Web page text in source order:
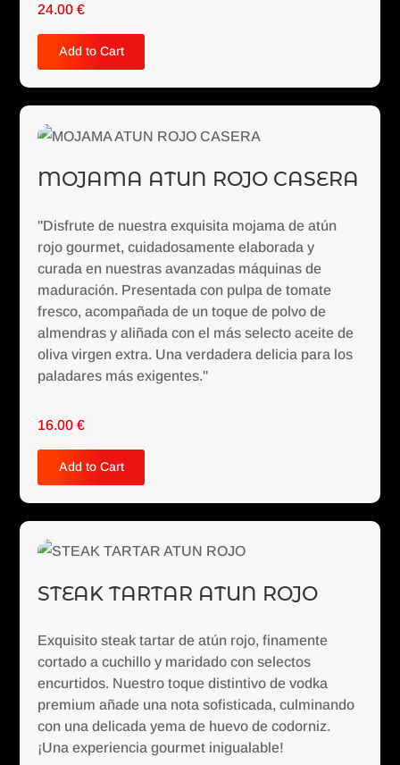
24.00€
Add to Cart
MOJAMA ATUN ROJO CASERA
"Disfrute de nuestra exquisita mojama de atún
rojo gourmet, cuidadosamente elaborada y
curada en nuestras avanzadas máquinas de
maduración. Presentada con pulpa de tomate
fresco, acompañada de un toque de polvo de
almendras y aliñada con el más selecto aceite de
oliva virgen extra. Una verdadera delicia para los
paladares más exigentes."
16.00€
Add to Cart
STEAK TARTAR ATUN ROJO
Exquisito steak tartar de atún rojo, finamente
cortado a cuchillo y maridado con selectos
encurtidos. Nuestro toque distintivo de vodka
premium añade una nota sofisticada, culminando
con una delicada yema de huevo de codorniz.
¡Una experiencia gourmet inigualable!